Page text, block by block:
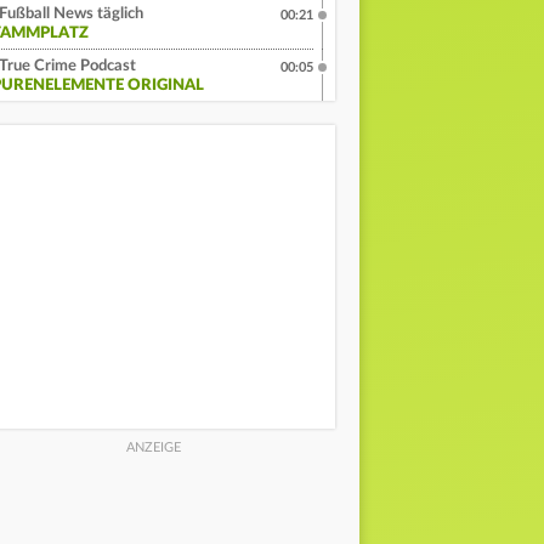
Fußball News täglich
00:21
True Crime Podcast
ORIGINAL
00:05